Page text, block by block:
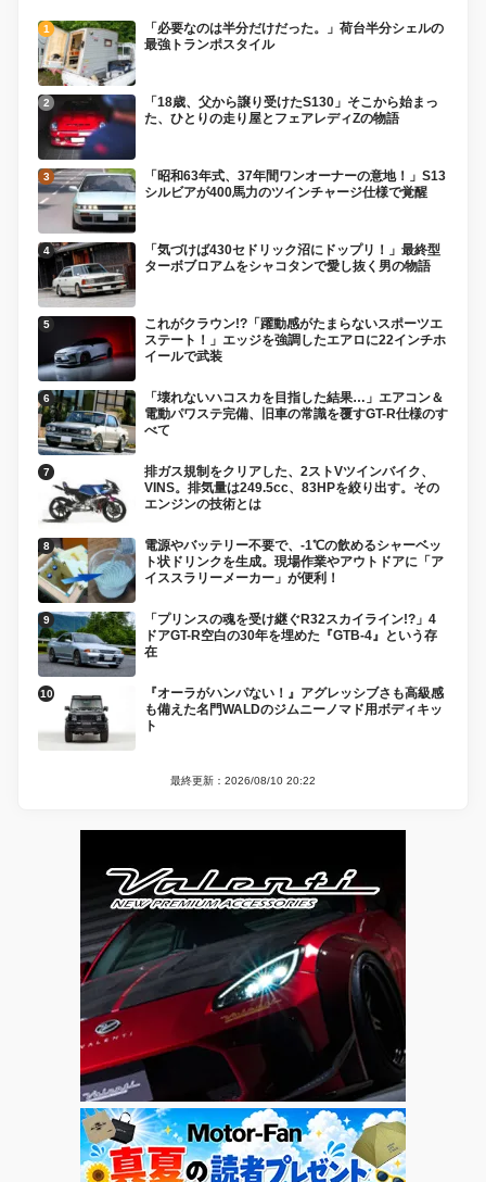
「必要なのは半分だけだった。」荷台半分シェルの
最強トランポスタイル
「18歳、父から譲り受けたS130」そこから始まっ
た、ひとりの走り屋とフェアレディZの物語
「昭和63年式、37年間ワンオーナーの意地！」S13
シルビアが400馬力のツインチャージ仕様で覚醒
「気づけば430セドリック沼にドップリ！」最終型
ターボブロアムをシャコタンで愛し抜く男の物語
これがクラウン!?「躍動感がたまらないスポーツエ
ステート！」エッジを強調したエアロに22インチホ
イールで武装
「壊れないハコスカを目指した結果…」エアコン＆
電動パワステ完備、旧車の常識を覆すGT-R仕様のす
べて
排ガス規制をクリアした、2ストVツインバイク、
VINS。排気量は249.5cc、83HPを絞り出す。その
エンジンの技術とは
電源やバッテリー不要で、-1℃の飲めるシャーベッ
ト状ドリンクを生成。現場作業やアウトドアに「ア
イススラリーメーカー」が便利！
「プリンスの魂を受け継ぐR32スカイライン!?」4
ドアGT-R空白の30年を埋めた『GTB-4』という存
在
『オーラがハンパない！』アグレッシブさも高級感
も備えた名門WALDのジムニーノマド用ボディキッ
ト
最終更新：2026/08/10 20:22